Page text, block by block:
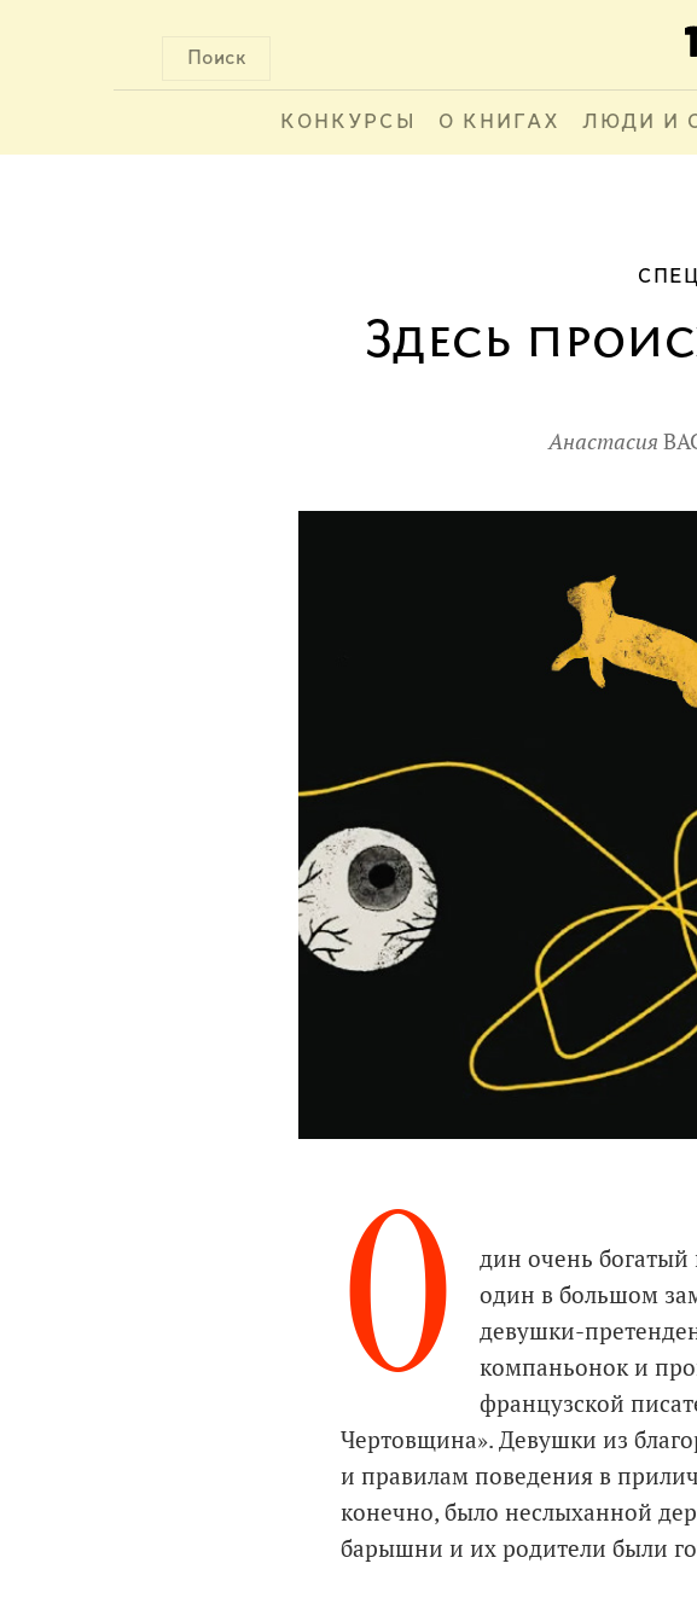
Поиск
КОНКУРСЫ О КНИГАХ ЛЮДИ И
Здесь
Анастасия
О
дин очень
один в большом
девушки-
компаньонок и
французской
Чертовщина». Девушки из
и правилам поведения в
конечно, было неслыханной
барышни и их родители были